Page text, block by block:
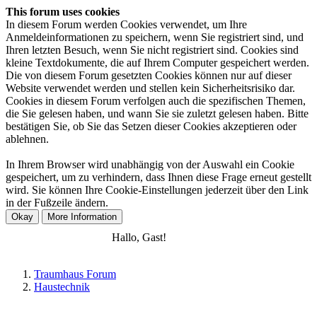
This forum uses cookies
In diesem Forum werden Cookies verwendet, um Ihre
Anmeldeinformationen zu speichern, wenn Sie registriert sind, und
Ihren letzten Besuch, wenn Sie nicht registriert sind. Cookies sind
kleine Textdokumente, die auf Ihrem Computer gespeichert werden.
Die von diesem Forum gesetzten Cookies können nur auf dieser
Website verwendet werden und stellen kein Sicherheitsrisiko dar.
Cookies in diesem Forum verfolgen auch die spezifischen Themen,
die Sie gelesen haben, und wann Sie sie zuletzt gelesen haben. Bitte
bestätigen Sie, ob Sie das Setzen dieser Cookies akzeptieren oder
ablehnen.
In Ihrem Browser wird unabhängig von der Auswahl ein Cookie
gespeichert, um zu verhindern, dass Ihnen diese Frage erneut gestellt
wird. Sie können Ihre Cookie-Einstellungen jederzeit über den Link
in der Fußzeile ändern.
Hallo, Gast!
Traumhaus Forum
Haustechnik